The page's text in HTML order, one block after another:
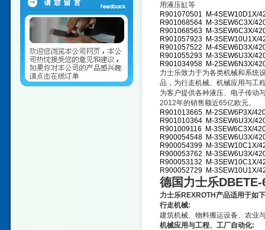
用液压缸等
R901070501 M-4SEW10D1X/
R901068564 M-3SEW6C3X/
R901068563 M-3SEW6C3X/
R901057923 M-3SEW10U1X/
R901057522 M-4SEW6D3X/
R901055293 M-3SEW6U3X/
R901034958 M-2SEW6N3X/
力士乐致力于为各类机械和系统
品，为行走机械、机械应用与工
为客户提供各种液压、电子传动
2012年的销售额近65亿欧元。
R901013665 M-2SEW6P3X/
R901010364 M-3SEW6U3X/
R901009116 M-3SEW6C3X/
R900054548 M-3SEW6U3X/
R900054399 M-3SEW10C1X/
R900053762 M-3SEW6U3X/
R900053132 M-3SEW10C1X/
R900052729 M-3SEW10U1X/
德国力士乐
力士乐REXROTH产品适用于如
行走机械:
建筑机械、物料搬运设备、农业
机械应用与工程、工厂自动化: